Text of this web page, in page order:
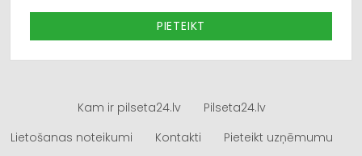
PIETEIKT
Kam ir pilseta24.lv
Pilseta24.lv
Lietošanas noteikumi
Kontakti Pieteikt uzņēmumu